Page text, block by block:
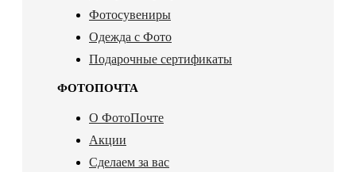
Фотосувениры
Одежда с Фото
Подарочные сертификаты
ФОТОПОЧТА
О ФотоПочте
Акции
Сделаем за вас